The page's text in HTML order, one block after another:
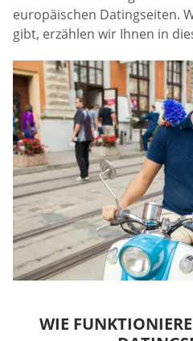
europäischen Datingseiten.
gibt, erzählen wir Ihnen in
WIE